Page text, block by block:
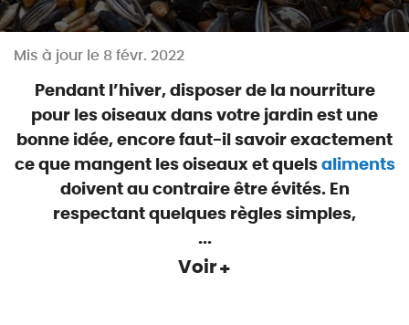
Mis à jour le 8 févr. 2022
Pendant l’hiver, disposer de la nourriture
pour les oiseaux dans votre jardin est une
bonne idée, encore faut-il savoir exactement
ce que mangent les oiseaux et quels aliments
doivent au contraire être évités. En
respectant quelques règles simples,
...
Voir